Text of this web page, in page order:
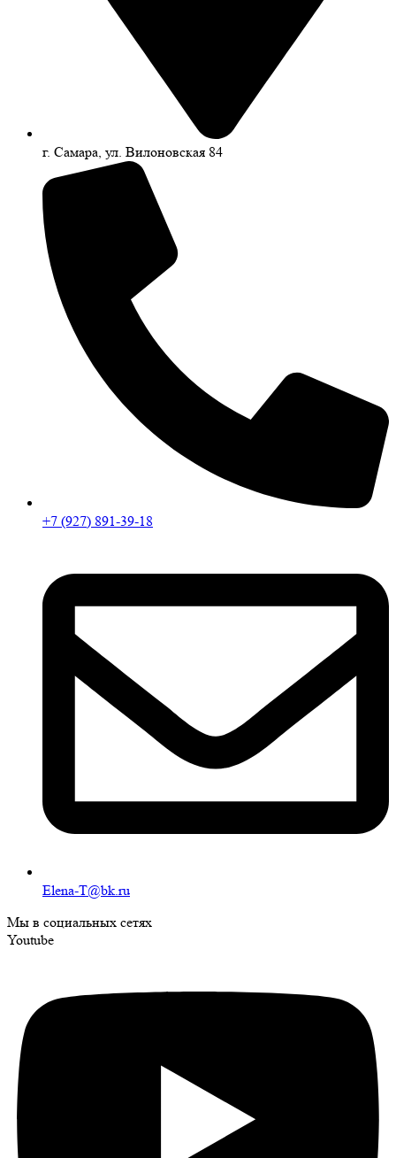
г. Самара, ул. Вилоновская 84
+7 (927) 891-39-18
Elena-T@bk.ru
Мы в социальных сетях
Youtube